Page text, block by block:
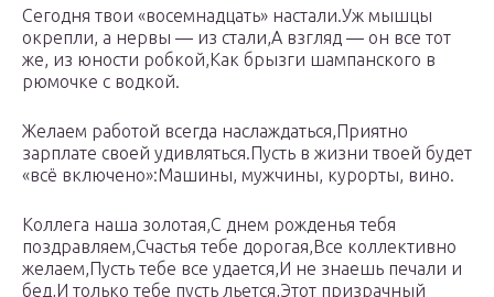
Сегодня твои «восемнадцать» настали.Уж мышцы
окрепли, а нервы — из стали,А взгляд — он все тот
же, из юности робкой,Как брызги шампанского в
рюмочке с водкой.
Желаем работой всегда наслаждаться,Приятно
зарплате своей удивляться.Пусть в жизни твоей будет
«всё включено»:Машины, мужчины, курорты, вино.
Коллега наша золотая,С днем рожденья тебя
поздравляем,Счастья тебе дорогая,Все коллективно
желаем,Пусть тебе все удается,И не знаешь печали и
бед,И только тебе пусть льется,Этот призрачный